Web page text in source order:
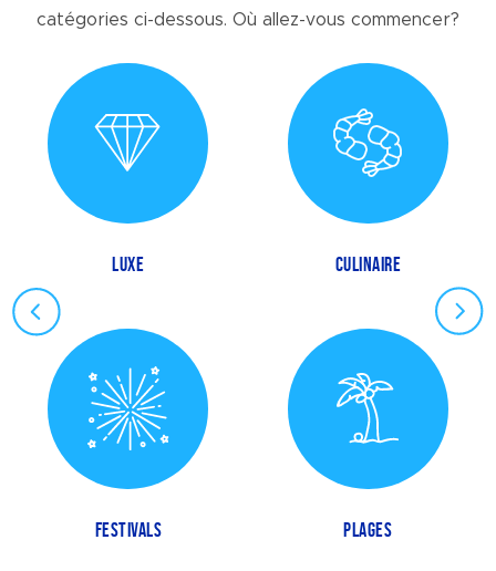
catégories ci-dessous. Où allez-vous commencer?
LUXE
FESTIVALS
CULINAIRE
PLAGES